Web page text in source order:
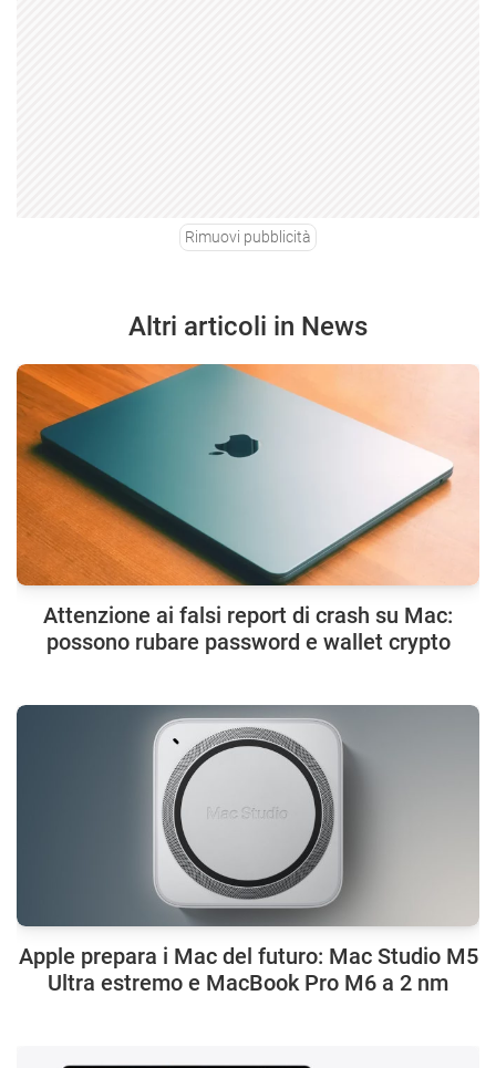
Rimuovi pubblicità
Altri articoli in News
Attenzione ai falsi report di crash su Mac:
possono rubare password e wallet crypto
Apple prepara i Mac del futuro: Mac Studio M5
Ultra estremo e MacBook Pro M6 a 2 nm